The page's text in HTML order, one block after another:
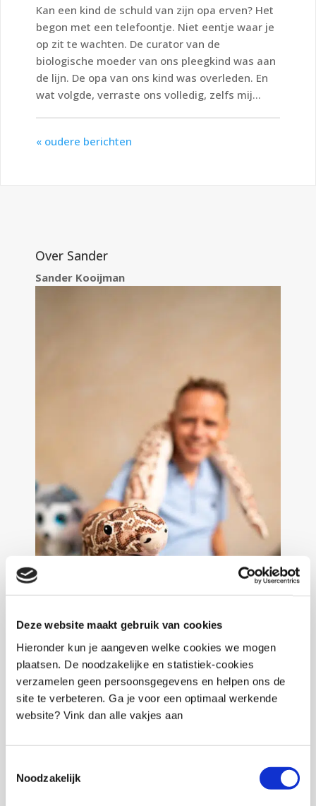
Deze website maakt gebruik van cookies
Hieronder kun je aangeven welke cookies we mogen
plaatsen. De noodzakelijke en statistiek-cookies
verzamelen geen persoonsgegevens en helpen ons de
site te verbeteren. Ga je voor een optimaal werkende
website? Vink dan alle vakjes aan
Noodzakelijk
Kan een kind de schuld van zijn opa erven? Het
begon met een telefoontje. Niet eentje waar je
op zit te wachten. De curator van de
biologische moeder van ons pleegkind was aan
de lijn. De opa van ons kind was overleden. En
wat volgde, verraste ons volledig, zelfs mij...
« oudere berichten
Over Sander
Sander Kooijman
Ik ben Sander Kooijman kinderpsycholoog in
Amersfoort voor kinderen met boos gedrag en
weinig zelfvertrouwen. Ik ben specialist op
begeleiding is ook geschikt voor kinderen met
trauma, hoogbegaafdheid en kinderen die